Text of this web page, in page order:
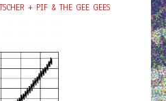
+ PIF & THE GEE GEES